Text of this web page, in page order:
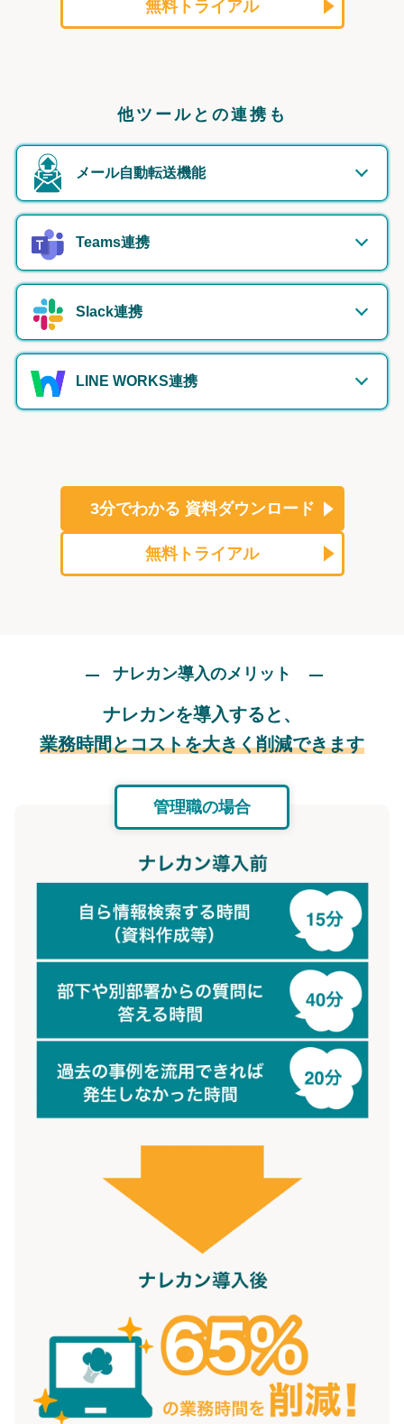
無料トライアル
他ツールとの連携も
メール自動転送機能
Teams連携
Slack連携
LINE WORKS連携
3分でわかる 資料ダウンロード
無料トライアル
ナレカン導入のメリット
ナレカンを導入すると、
業務時間とコストを大きく削減できます
管理職の場合